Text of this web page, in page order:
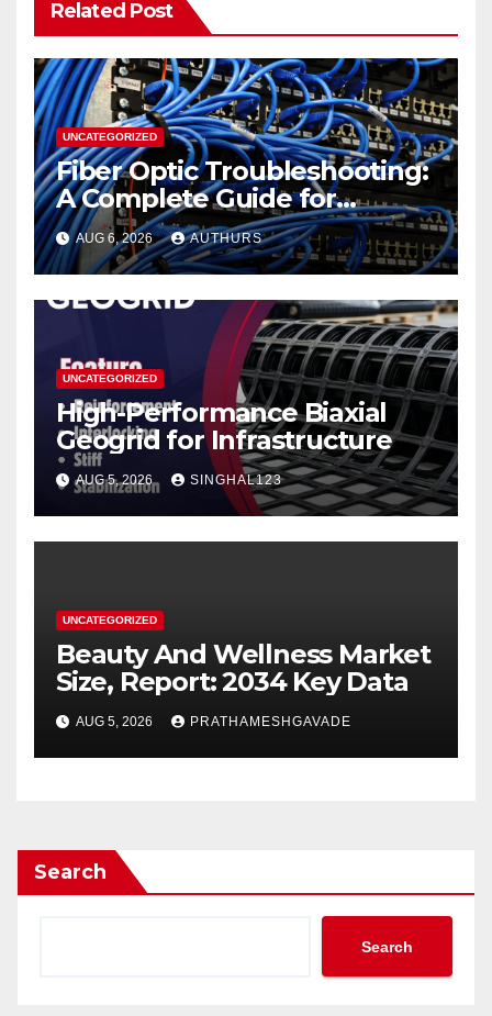
Related Post
UNCATEGORIZED
Fiber Optic Troubleshooting:
A Complete Guide for
Reliable Network
Performance
AUG 6, 2026 AUTHURS
UNCATEGORIZED
High-Performance Biaxial
Geogrid for Infrastructure
AUG 5, 2026 SINGHAL123
UNCATEGORIZED
Beauty And Wellness Market
Size, Report: 2034 Key Data
AUG 5, 2026 PRATHAMESHGAVADE
Search
Search